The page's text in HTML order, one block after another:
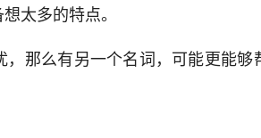
太多的特点。
那么有另一个名词，可能更能够